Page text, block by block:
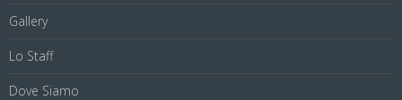
Gallery
Lo Staff
Dove Siamo